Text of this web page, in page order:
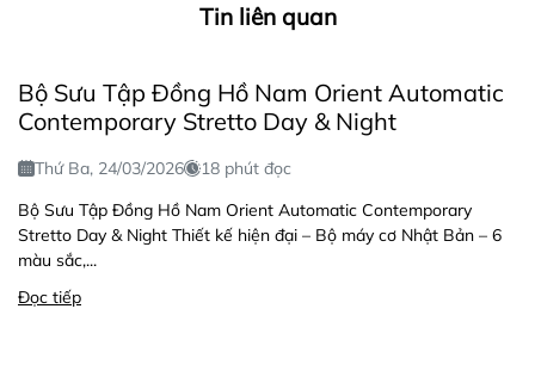
Tin liên quan
Bộ Sưu Tập Đồng Hồ Nam Orient Automatic
Contemporary Stretto Day & Night
Thứ Ba, 24/03/2026
18 phút đọc
Bộ Sưu Tập Đồng Hồ Nam Orient Automatic Contemporary
Stretto Day & Night Thiết kế hiện đại – Bộ máy cơ Nhật Bản – 6
màu sắc,...
Đọc tiếp